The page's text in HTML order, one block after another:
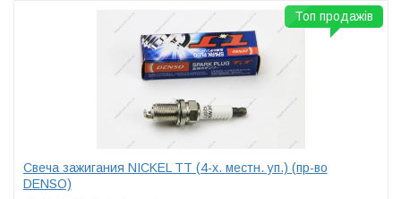
Свеча зажигания NICKEL TT (4-х. местн. уп.) (пр-во
DENSO)
Топ продажів